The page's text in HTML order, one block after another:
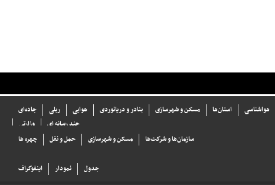
جاده‌ای ریلی هوایی بنادر و دریانوردی مسکن و شهرسازی استان‌ها
هواشناسی
وزارتی
چند رسانه ای
چهره ها حمل و نقل مسکن و شهرسازی سازما‌ن‌ها و شركت‌ها
اینفوگراف نمودار جدول